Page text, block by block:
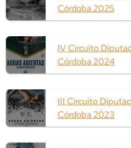
Córdoba 2025
IV Circuito
Córdoba 2024
III Circuito
Córdoba 2023